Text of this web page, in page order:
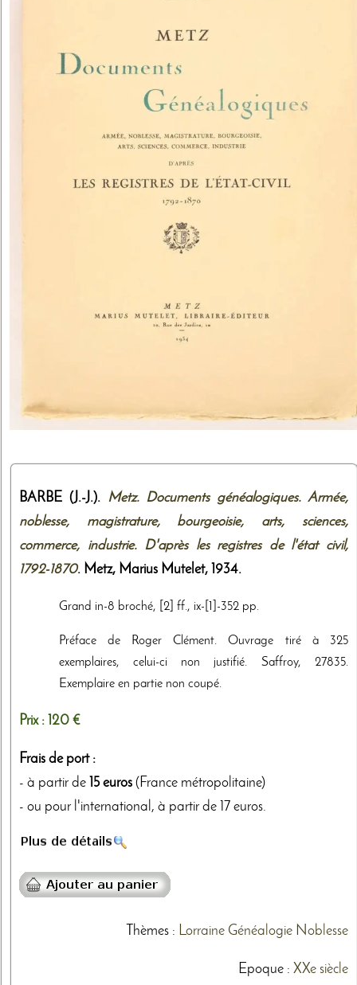
BARBE (J.-J.). Metz. Documents généalogiques. Armée,
noblesse, magistrature, bourgeoisie, arts, sciences,
commerce, industrie. D'après les registres de l'état civil,
1792-1870. Metz, Marius Mutelet, 1934.
Grand in-8 broché, [2] ff., ix-[1]-352 pp.
Préface de Roger Clément. Ouvrage tiré à 325
exemplaires, celui-ci non justifié. Saffroy, 27835.
Exemplaire en partie non coupé.
Prix : 120 €
Frais de port :
- à partir de 15 euros (France métropolitaine)
- ou pour l'international, à partir de 17 euros.
Thèmes: Lorraine Généalogie Noblesse
Epoque : XXe siècle